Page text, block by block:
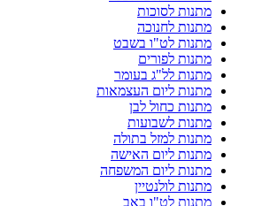
מתנות לסוכות
מתנות לחנוכה
מתנות לט"ו בשבט
מתנות לפורים
מתנות לל"ג בעומר
מתנות ליום העצמאות
מתנות כחול לבן
מתנות לשבועות
מתנות למזל בתולה
מתנות ליום האישה
מתנות ליום המשפחה
מתנות לולנטיין
מתנות לט"ו באב